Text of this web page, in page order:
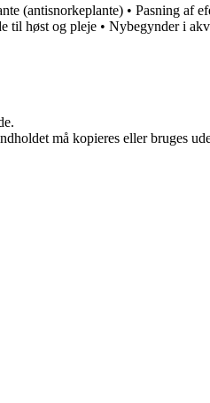
(antisnorkeplante) • Pasning af
til høst og pleje • Nybegynder i
må kopieres eller bruges